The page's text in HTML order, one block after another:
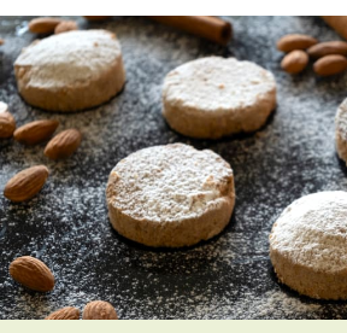
Články
TV Program
Škola vaření
Recepty z TV
Speciál: Cuketa